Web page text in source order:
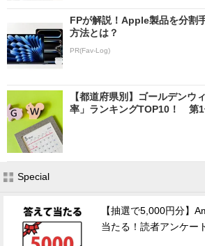
FPが解説！Apple製品を分割
方法とは？
PR(Fav-Log)
【都道府県別】ゴールデンウ
率」ランキングTOP10！ 第1
Special
【抽選で5,000円分】
当たる！読者アンケー